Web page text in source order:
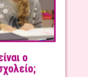
ο